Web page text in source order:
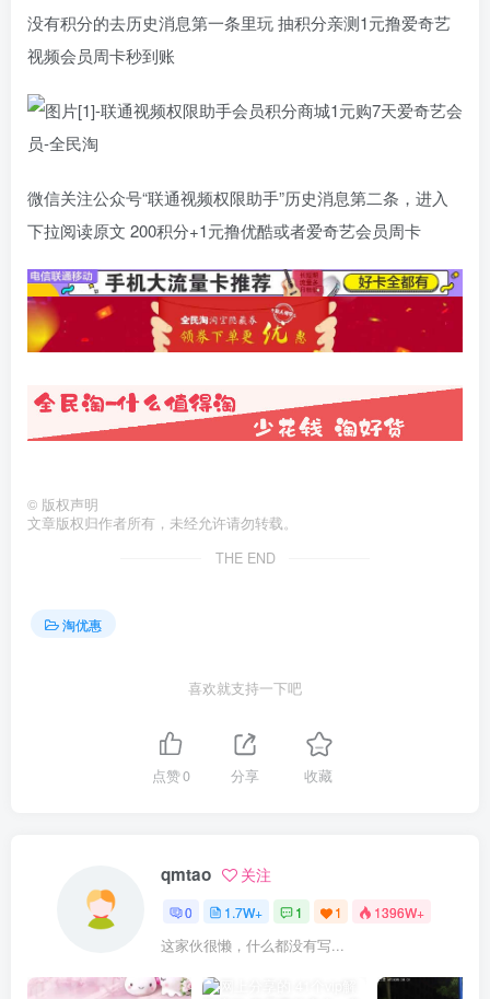
没有积分的去历史消息第一条里玩 抽积分亲测1元撸爱奇艺
视频会员周卡秒到账
微信关注公众号“联通视频权限助手”历史消息第二条，进入
下拉阅读原文 200积分+1元撸优酷或者爱奇艺会员周卡
© 版权声明
文章版权归作者所有，未经允许请勿转载。
THE END
淘优惠
喜欢就支持一下吧
点赞0 分享 收藏
qmtao 关注
0 1.7W+ 1 1 1396W+
这家伙很懒，什么都没有写...